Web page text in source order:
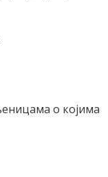
о којима